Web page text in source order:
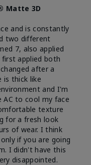
Matte 3D
and is constantly
two different
7, also applied
first applied both
after a
is thick like
and I'm
to cool my face
texture
for a fresh look
of wear. I think
if you are going
I didn't have this
disappointed.